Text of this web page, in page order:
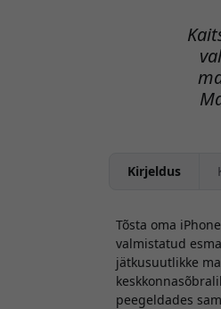
Kirjeldus
Tõsta oma
valmistatud
jätkusuutlikke
peegeldades